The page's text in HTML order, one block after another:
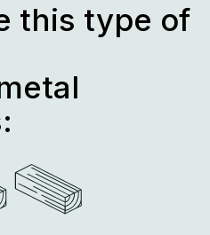
this type of